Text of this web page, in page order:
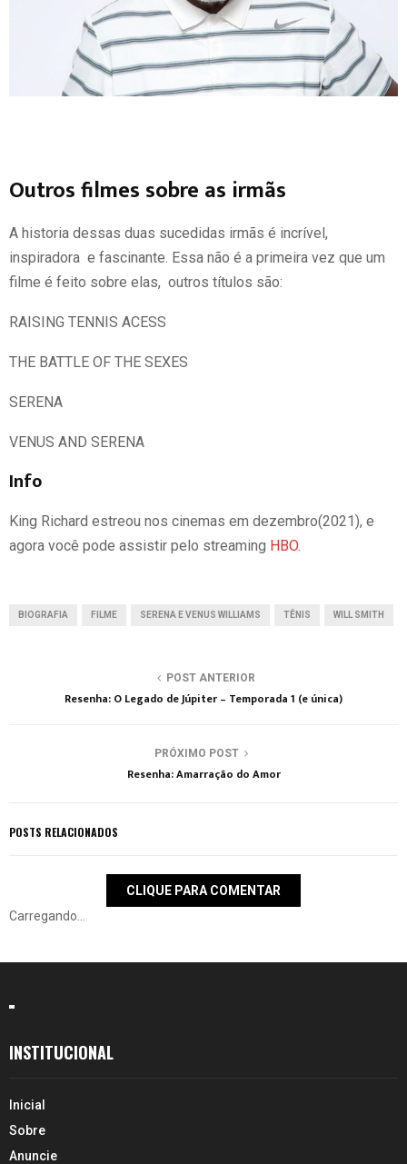
Outros filmes sobre as irmãs
A historia dessas duas sucedidas irmãs é incrível,
inspiradora e fascinante. Essa não é a primeira vez que um
filme é feito sobre elas, outros títulos são:
RAISING TENNIS ACESS
THE BATTLE OF THE SEXES
SERENA
VENUS AND SERENA
Info
King Richard estreou nos cinemas em dezembro(2021), e
agora você pode assistir pelo streaming HBO.
BIOGRAFIA FILME SERENA E VENUS WILLIAMS TÊNIS WILL SMITH
POST ANTERIOR
Resenha: O Legado de Júpiter – Temporada 1 (e única)
PRÓXIMO POST
Resenha: Amarração do Amor
POSTS RELACIONADOS
CLIQUE PARA COMENTAR
Carregando...
INSTITUCIONAL
Inicial
Sobre
Anuncie